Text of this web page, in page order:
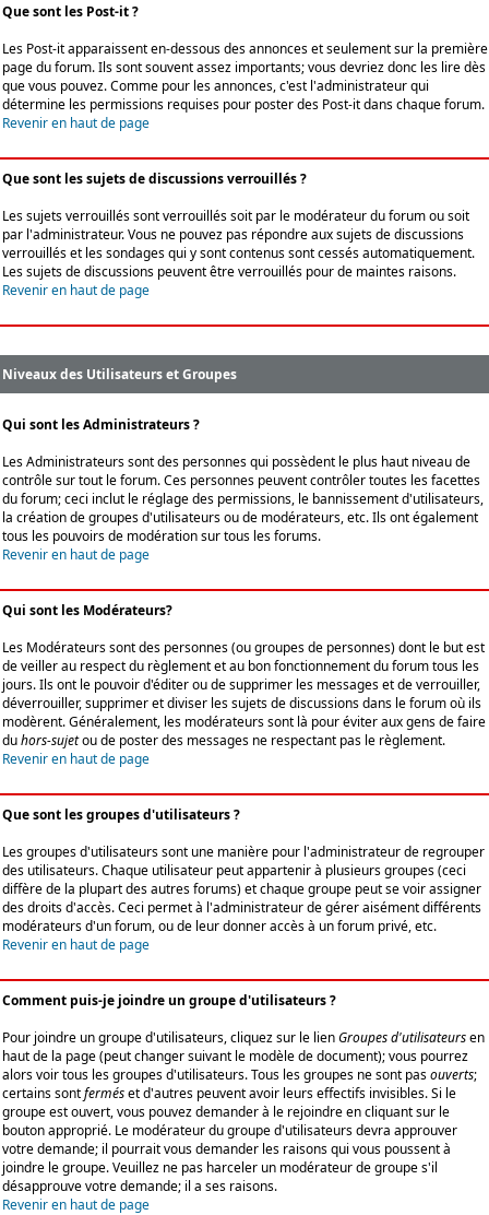
Que sont les Post-it ?
Les Post-it apparaissent en-dessous des annonces et seulement sur la première
page du forum. Ils sont souvent assez importants; vous devriez donc les lire dès
que vous pouvez. Comme pour les annonces, c'est l'administrateur qui
détermine les permissions requises pour poster des Post-it dans chaque forum.
Revenir en haut de page
Que sont les sujets de discussions verrouillés ?
Les sujets verrouillés sont verrouillés soit par le modérateur du forum ou soit
par l'administrateur. Vous ne pouvez pas répondre aux sujets de discussions
verrouillés et les sondages qui y sont contenus sont cessés automatiquement.
Les sujets de discussions peuvent être verrouillés pour de maintes raisons.
Revenir en haut de page
Niveaux des Utilisateurs et Groupes
Qui sont les Administrateurs ?
Les Administrateurs sont des personnes qui possèdent le plus haut niveau de
contrôle sur tout le forum. Ces personnes peuvent contrôler toutes les facettes
du forum; ceci inclut le réglage des permissions, le bannissement d'utilisateurs,
la création de groupes d'utilisateurs ou de modérateurs, etc. Ils ont également
tous les pouvoirs de modération sur tous les forums.
Revenir en haut de page
Qui sont les Modérateurs?
Les Modérateurs sont des personnes (ou groupes de personnes) dont le but est
de veiller au respect du règlement et au bon fonctionnement du forum tous les
jours. Ils ont le pouvoir d'éditer ou de supprimer les messages et de verrouiller,
déverrouiller, supprimer et diviser les sujets de discussions dans le forum où ils
modèrent. Généralement, les modérateurs sont là pour éviter aux gens de faire
duhors-sujetou de poster des messages ne respectant pas le règlement.
Revenir en haut de page
Que sont les groupes d'utilisateurs ?
Les groupes d'utilisateurs sont une manière pour l'administrateur de regrouper
des utilisateurs. Chaque utilisateur peut appartenir à plusieurs groupes (ceci
diffère de la plupart des autres forums) et chaque groupe peut se voir assigner
des droits d'accès. Ceci permet à l'administrateur de gérer aisément différents
modérateurs d'un forum, ou de leur donner accès à un forum privé, etc.
Revenir en haut de page
Comment puis-je joindre un groupe d'utilisateurs ?
Pour joindre un groupe d'utilisateurs, cliquez sur le lienGroupes d'utilisateursen
haut de la page (peut changer suivant le modèle de document); vous pourrez
alors voir tous les groupes d'utilisateurs. Tous les groupes ne sont pasouverts;
certains sontferméset d'autres peuvent avoir leurs effectifs invisibles. Si le
groupe est ouvert, vous pouvez demander à le rejoindre en cliquant sur le
bouton approprié. Le modérateur du groupe d'utilisateurs devra approuver
votre demande; il pourrait vous demander les raisons qui vous poussent à
joindre le groupe. Veuillez ne pas harceler un modérateur de groupe s'il
désapprouve votre demande; il a ses raisons.
Revenir en haut de page